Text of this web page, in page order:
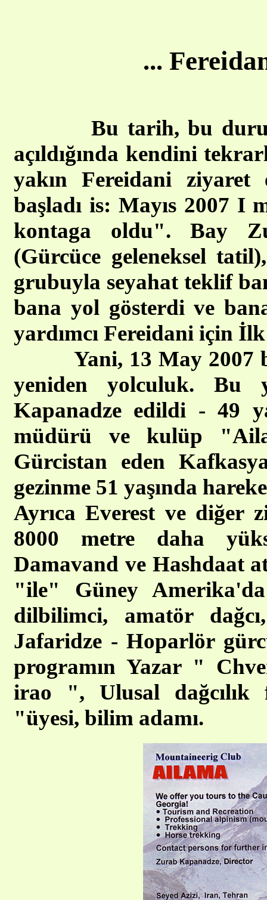
...
Bu tarih, bu
açıldığında kendini
yakın Fereidani
başladı is: Mayıs 2007
kontaga oldu". Bay
(Gürcüce geleneksel
grubuyla seyahat teklif
bana yol gösterdi ve
yardımcı Fereidani için
Yani, 13 May 2007
yeniden yolculuk. Bu
Kapanadze edildi - 49
müdürü ve kulüp
Gürcistan eden
gezinme 51 yaşında
Ayrıca Everest ve diğer
8000 metre daha
Damavand ve Hashdaat
"ile" Güney
dilbilimci, amatör
Jafaridze - Hoparlör
programın Yazar "
irao ", Ulusal dağcılık
"üyesi, bilim adamı.